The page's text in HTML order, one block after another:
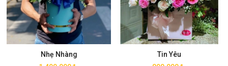
Nhẹ Nhàng
Mua ngay
Tin Yêu
Mua ngay